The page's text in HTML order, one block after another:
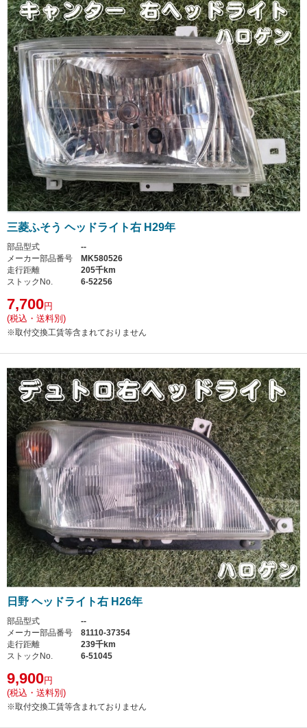
三菱ふそう ヘッドライト右 H29年
部品型式
--
メーカー部品番号
MK580526
走行距離
205千km
ストックNo.
6-52256
7,700円
(税込・送料別)
※取付交換工賃等含まれておりません
日野 ヘッドライト右 H26年
部品型式
--
メーカー部品番号
81110-37354
走行距離
239千km
ストックNo.
6-51045
9,900円
(税込・送料別)
※取付交換工賃等含まれておりません